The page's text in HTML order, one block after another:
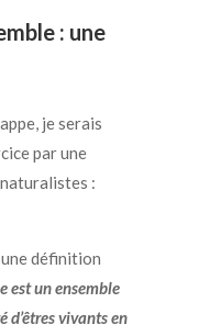
: une
je serais
par une
:
définition
est un ensemble
d’êtres vivantsen